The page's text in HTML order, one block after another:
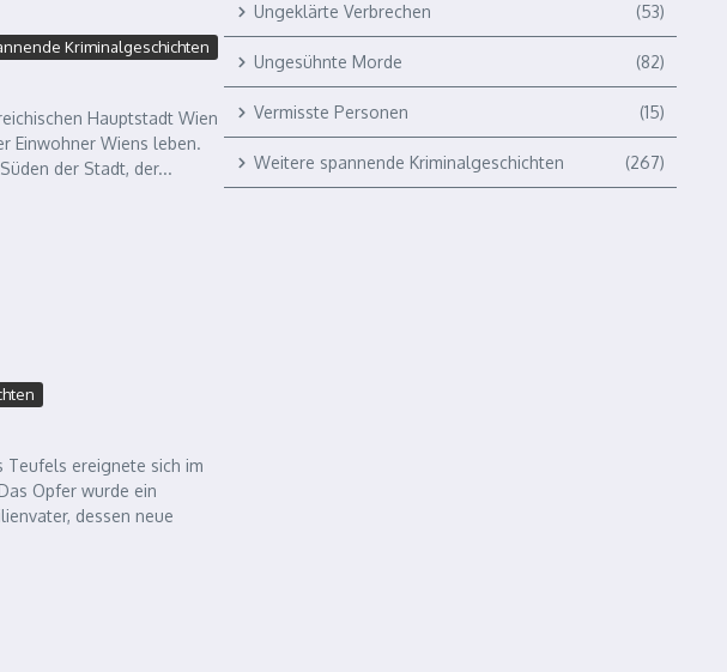
Kriminalgeschichten
Hauptstadt Wien
Einwohner Wiens leben.
der Stadt, der...
Teufels ereignete sich im
Opfer wurde ein
dessen neue
Ungeklärte Verbrechen (53)
Ungesühnte Morde (82)
Vermisste Personen (15)
Weitere spannende Kriminalgeschichten (267)